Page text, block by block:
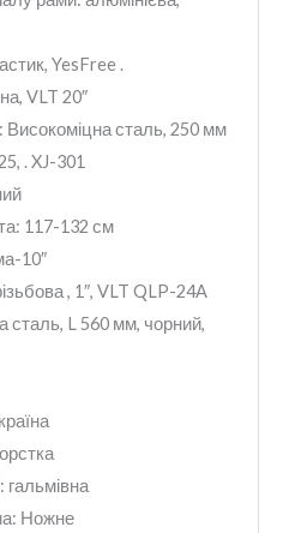
YesFree .
VLT 20″
Високоміцна сталь, 250 мм
. XJ-301
117-132 см
10″
, 1″, VLT QLP-24A
сталь, L 560 мм, чорний,
гальмівна
Ножне